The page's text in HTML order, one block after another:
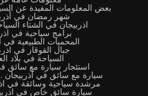
بعض المعلومات المفيدة عن
شهر رمضان في
اذربيجان في الشتاء
برامج سياحية في
المحميات الطبيعية في
جبال القوقاز في
السياحة في بلاد
استئجار سيارة مع سائق
سيارة مع سائق في أذربيجان
مرشدة سياحية وسائقة في
سيارة سائق خاص في